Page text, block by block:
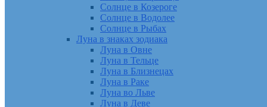
Солнце в Козероге
Солнце в Водолее
Солнце в Рыбах
Луна в знаках зодиака
Луна в Овне
Луна в Тельце
Луна в Близнецах
Луна в Раке
Луна во Льве
Луна в Деве